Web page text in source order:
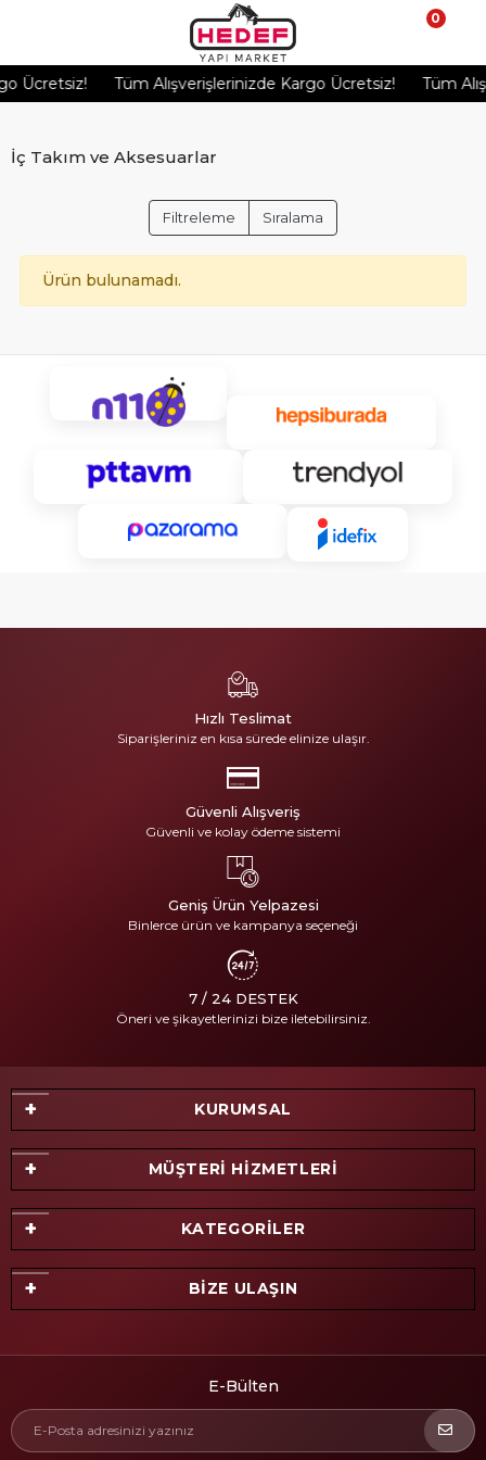
Ücretsiz! Tüm Alışverişlerinizde Kargo Ücretsiz! Tüm
0
İç Takım ve Aksesuarlar
Filtreleme Sıralama
Ürün bulunamadı.
Hızlı Teslimat
Siparişleriniz en kısa sürede elinize ulaşır.
Güvenli Alışveriş
Güvenli ve kolay ödeme sistemi
Geniş Ürün Yelpazesi
Binlerce ürün ve kampanya seçeneği
7 / 24 DESTEK
Öneri ve şikayetlerinizi bize iletebilirsiniz.
KURUMSAL
MÜŞTERİ HİZMETLERİ
KATEGORİLER
BİZE ULAŞIN
E-Bülten